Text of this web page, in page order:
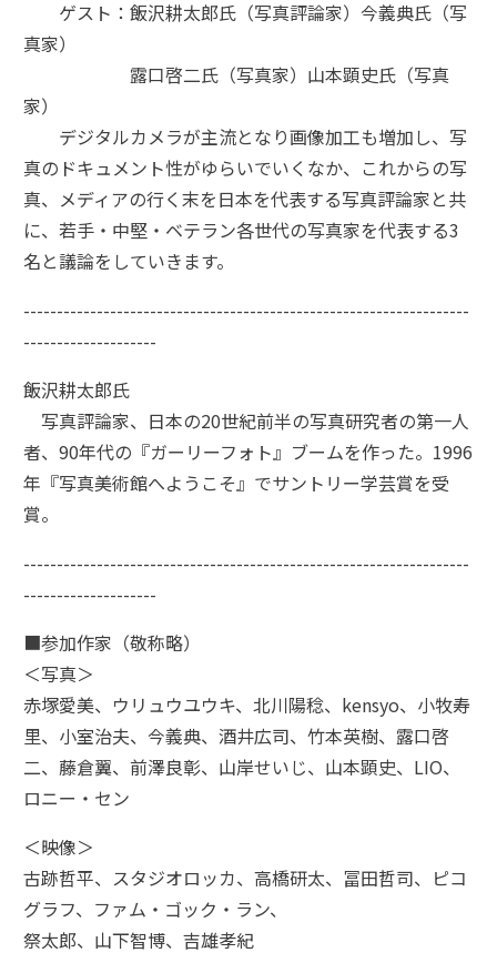
ゲスト：飯沢耕太郎氏（写真評論家）今義典氏（写
真家）
露口啓二氏（写真家）山本顕史氏（写真
家）
デジタルカメラが主流となり画像加工も増加し、写
真のドキュメント性がゆらいでいくなか、これからの写
真、メディアの行く末を日本を代表する写真評論家と共
に、若手・中堅・ベテラン各世代の写真家を代表する3
名と議論をしていきます。
-------------------------------------------------------------------
--------------------
飯沢耕太郎氏
写真評論家、日本の20世紀前半の写真研究者の第一人
者、90年代の『ガーリーフォト』ブームを作った。1996
年『写真美術館へようこそ』でサントリー学芸賞を受
賞。
-------------------------------------------------------------------
--------------------
■参加作家（敬称略）
＜写真＞
赤塚愛美、ウリュウユウキ、北川陽稔、kensyo、小牧寿
里、小室治夫、今義典、酒井広司、竹本英樹、露口啓
二、藤倉翼、前澤良彰、山岸せいじ、山本顕史、LIO、
ロニー・セン
＜映像＞
古跡哲平、スタジオロッカ、高橋研太、冨田哲司、ピコ
グラフ、ファム・ゴック・ラン、
祭太郎、山下智博、吉雄孝紀